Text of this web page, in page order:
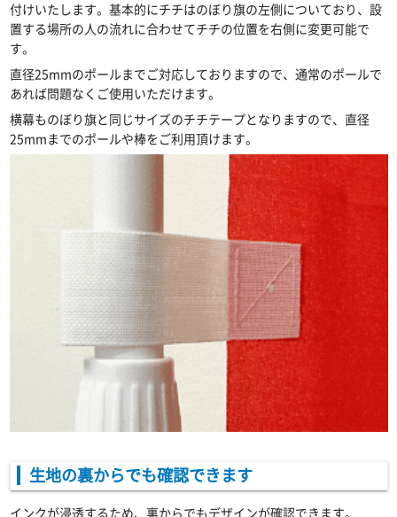
付けいたします。基本的にチチはのぼり旗の左側についており、設
置する場所の人の流れに合わせてチチの位置を右側に変更可能で
す。
直径25mmのポールまでご対応しておりますので、通常のポールで
あれば問題なくご使用いただけます。
横幕ものぼり旗と同じサイズのチチテープとなりますので、直径
25mmまでのポールや棒をご利用頂けます。
生地の裏からでも確認できます
インクが浸透するため、裏からでもデザインが確認できます。